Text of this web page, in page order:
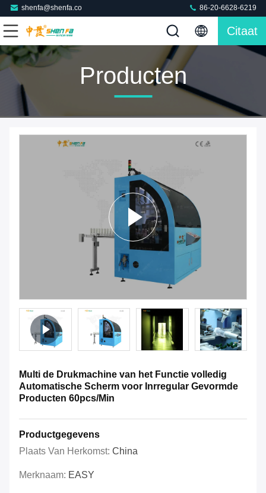
shenfa@shenfa.co 86-20-6628-6219
Citaat
Producten
Multi de Drukmachine van het Functie volledig
Automatische Scherm voor Inrregular Gevormde
Producten 60pcs/Min
Productgegevens
Plaats Van Herkomst: China
Merknaam: EASY